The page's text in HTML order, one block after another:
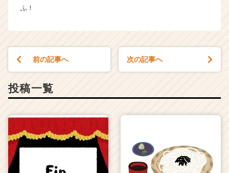
ふ！
前の記事へ 次の記事へ
投稿一覧